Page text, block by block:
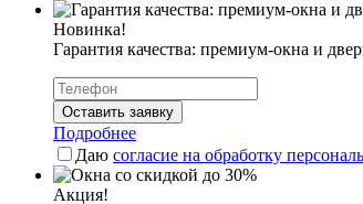
Новинка!
Гарантия качества: премиум-окна и
Оставить заявку
Подробнее
Даю согласие на обработку
Акция!